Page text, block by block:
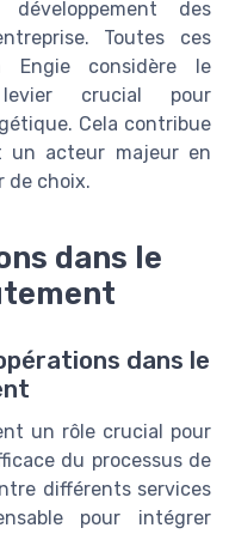
des
Toutes ces
Engie considère le
crucial pour
Cela contribue
un acteur majeur en
de choix.
dans le
dans le
un rôle crucial pour
du processus de
différents services
pour intégrer